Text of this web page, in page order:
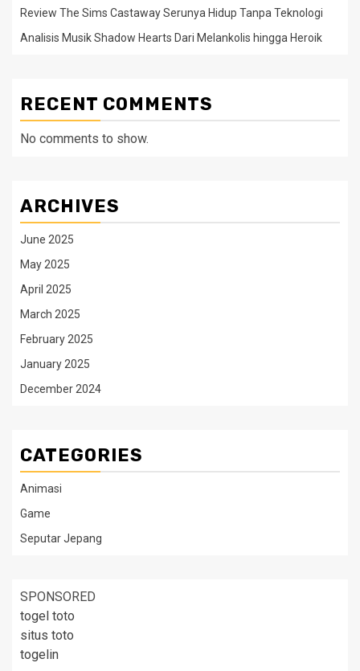
Review The Sims Castaway Serunya Hidup Tanpa Teknologi
Analisis Musik Shadow Hearts Dari Melankolis hingga Heroik
RECENT COMMENTS
No comments to show.
ARCHIVES
June 2025
May 2025
April 2025
March 2025
February 2025
January 2025
December 2024
CATEGORIES
Animasi
Game
Seputar Jepang
SPONSORED
togel toto
situs toto
togelin